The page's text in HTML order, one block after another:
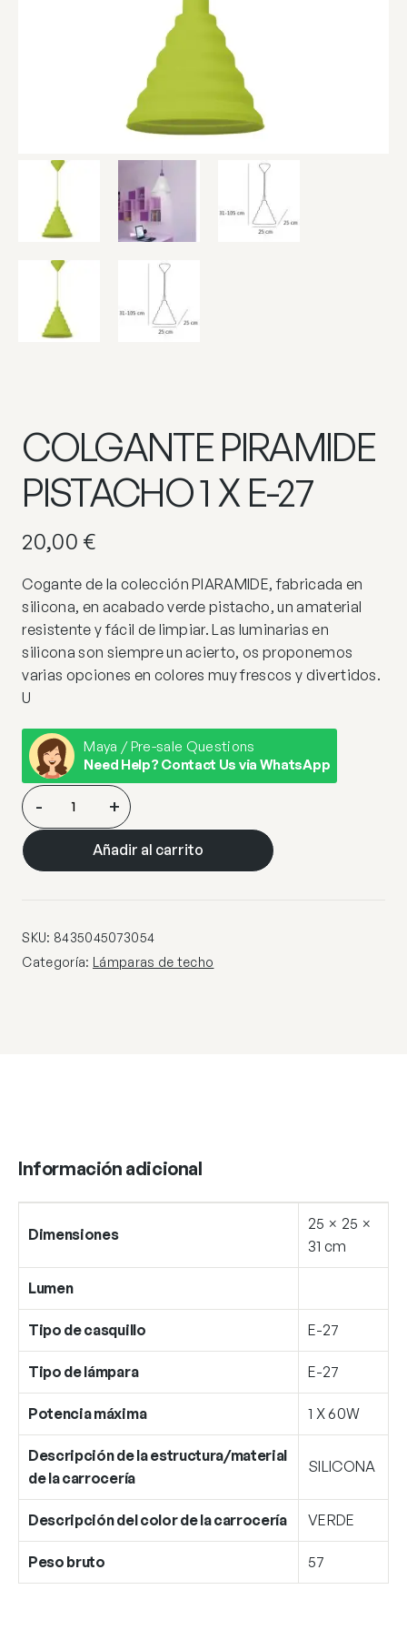
COLGANTE PIRAMIDE
PISTACHO 1 X E-27
20,00 €
Cogante de la colección PIARAMIDE, fabricada en
silicona, en acabado verde pistacho, un amaterial
resistente y fácil de limpiar. Las luminarias en
silicona son siempre un acierto, os proponemos
varias opciones en colores muy frescos y divertidos.
U
Maya / Pre-sale Questions
Need Help? Contact Us via WhatsApp
COLGANTE
PIRAMIDE
PISTACHO
1
27
cantidad
- +
Añadir al carrito
SKU: 8435045073054
Categoría: Lámparas de techo
Información adicional
Dimensiones
25 × 25 ×
31 cm
Lumen
Tipo de casquillo E-27
Tipo de lámpara E-27
Potencia máxima 1 X 60W
Descripción de la estructura/material
de la carrocería
SILICONA
Descripción del color de la carrocería VERDE
Peso bruto 57